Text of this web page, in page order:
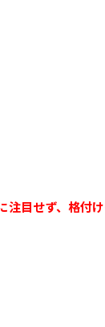
目せず、格付